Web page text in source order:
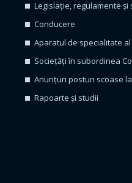
Legislație, regulamente și
Conducere
Aparatul de specialitate
Sociețăți în subordinea
Anunțuri posturi scoase
Rapoarte și studii